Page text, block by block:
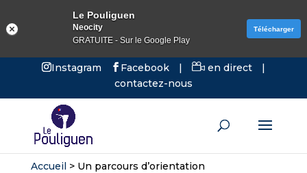
Instagram Facebook | en direct
|
contactez-nous
Accueil> Un parcours d’orientation
Le Pouliguen
Neocity
GRATUITE - Sur le Google Play
Télécharger